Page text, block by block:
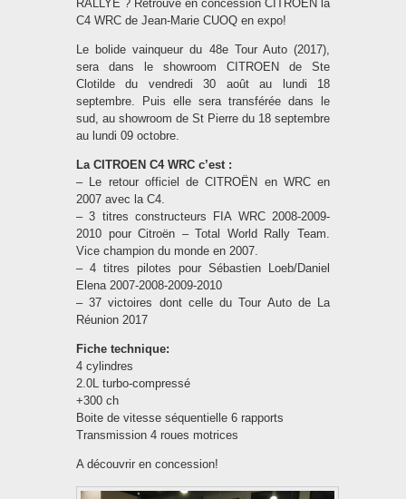
RALLYE ? Retrouve en concession CITROEN la
C4 WRC de Jean-Marie CUOQ en expo!
Le bolide vainqueur du 48e Tour Auto (2017),
sera dans le showroom CITROEN de Ste
Clotilde du vendredi 30 août au lundi 18
septembre. Puis elle sera transférée dans le
sud, au showroom de St Pierre du 18 septembre
au lundi 09 octobre.
La CITROEN C4 WRC c’est :
– Le retour officiel de CITROËN en WRC en
2007 avec la C4.
– 3 titres constructeurs FIA WRC 2008-2009-
2010 pour Citroën – Total World Rally Team.
Vice champion du monde en 2007.
– 4 titres pilotes pour Sébastien Loeb/Daniel
Elena 2007-2008-2009-2010
– 37 victoires dont celle du Tour Auto de La
Réunion 2017
Fiche technique:
4 cylindres
2.0L turbo-compressé
+300 ch
Boite de vitesse séquentielle 6 rapports
Transmission 4 roues motrices
A découvrir en concession!